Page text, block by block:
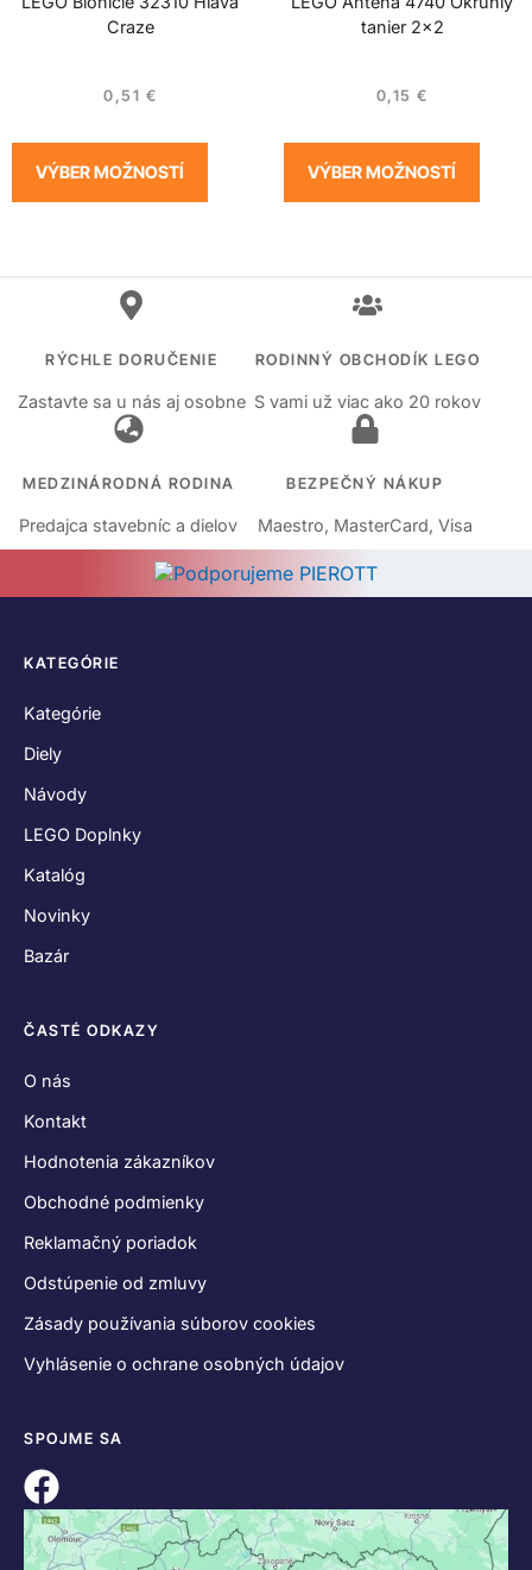
Craze
0,51 €
VÝBER MOŽNOSTÍ
tanier 2×2
0,15 €
VÝBER MOŽNOSTÍ
RÝCHLE DORUČENIE
Zastavte sa u nás aj osobne
RODINNÝ OBCHODÍK LEGO
S vami už viac ako 20 rokov
MEDZINÁRODNÁ RODINA
Predajca stavebníc a dielov
BEZPEČNÝ NÁKUP
Maestro, MasterCard, Visa
KATEGÓRIE
Kategórie
Diely
Návody
LEGO Doplnky
Katalóg
Novinky
Bazár
ČASTÉ ODKAZY
O nás
Kontakt
Hodnotenia zákazníkov
Obchodné podmienky
Reklamačný poriadok
Odstúpenie od zmluvy
Zásady používania súborov cookies
Vyhlásenie o ochrane osobných údajov
SPOJME SA